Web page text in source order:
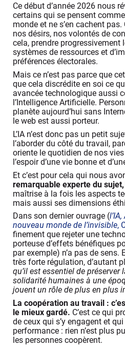
Ce début d’année 2026 nous
certains qui se pensent
monde et ne s’en cachent
nos désirs, nos volontés de
cela, prendre progressivement
systèmes de ressources et
préférences électorales.
Mais ce n’est pas parce que
que cela discrédite en soi ce
avancée technologique aussi
l’Intelligence Artificielle.
planète aujourd’hui sans
le web est aussi porteur.
L’IA n’est donc pas un petit
l’aborder du côté du travail,
oriente le quotidien de nos
l’espoir d’une vie bonne et
Et c’est pour cela qui nous
remarquable experte du
maîtrise à la fois les aspects
mais aussi ses dimensions
Dans son dernier ouvrage (
nouveau monde de l’invisible,
finement que rejeter une
porteuse d’effets bénéfiques
par exemple) n’a pas de sens.
très forte régulation, d’autant
qu’il est essentiel de
solidarité humaines à une
jouent un rôle de plus en plus
La coopération au travail :
le mieux gardé. C’est ce qui
de ceux qui s’y engagent et
performance : rien n’est plus
les personnes coopèrent.